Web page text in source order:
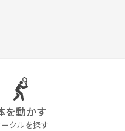
を動かす
クルを探す